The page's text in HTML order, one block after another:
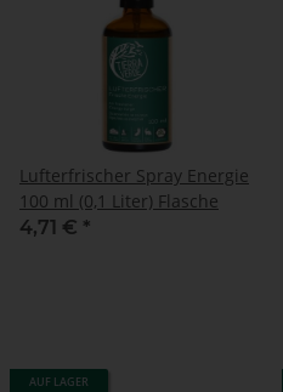
Lufterfrischer Spray Energie
100 ml (0,1 Liter) Flasche
4,71 € *
AUF LAGER